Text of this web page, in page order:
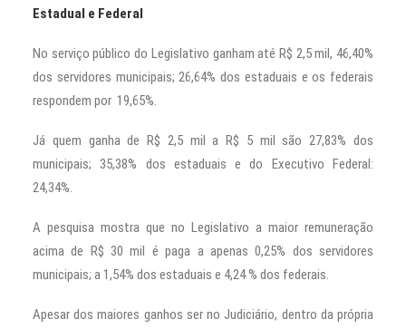
Estadual e Federal
No serviço público do Legislativo ganham até R$ 2,5 mil, 46,40%
dos servidores municipais; 26,64% dos estaduais e os federais
respondem por 19,65%.
Já quem ganha de R$ 2,5 mil a R$ 5 mil são 27,83% dos
municipais; 35,38% dos estaduais e do Executivo Federal:
24,34%.
A pesquisa mostra que no Legislativo a maior remuneração
acima de R$ 30 mil é paga a apenas 0,25% dos servidores
municipais; a 1,54% dos estaduais e 4,24 % dos federais.
Apesar dos maiores ganhos ser no Judiciário, dentro da própria